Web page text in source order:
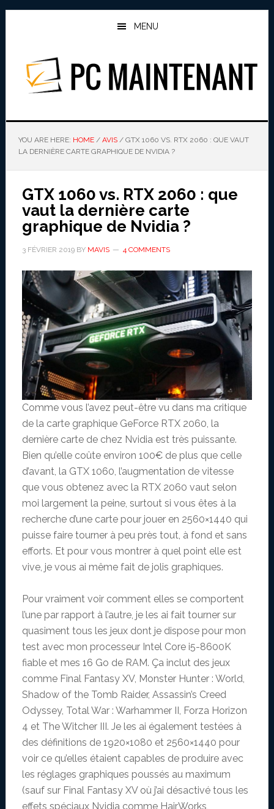
Skip
Skip
MENU
PC MAINTENANT
YOU ARE HERE: HOME / AVIS /GTX 1060 VS. RTX 2060 : QUE VAUT
LA DERNIÈRE CARTE GRAPHIQUE DE NVIDIA ?
GTX 1060 vs. RTX 2060 : que
vaut la dernière carte
graphique de Nvidia ?
3 FÉVRIER 2019BY MAVIS 4 COMMENTS
Comme vous l’avez peut-être vu dans ma critique
de la carte graphique GeForce RTX 2060, la
dernière carte de chez Nvidia est très puissante.
Bien qu’elle coûte environ 100€ de plus que celle
d’avant, la GTX 1060, l’augmentation de vitesse
que vous obtenez avec la RTX 2060 vaut selon
moi largement la peine, surtout si vous êtes à la
recherche d’une carte pour jouer en 2560×1440 qui
puisse faire tourner à peu près tout, à fond et sans
efforts. Et pour vous montrer à quel point elle est
vive, je vous ai même fait de jolis graphiques.
Pour vraiment voir comment elles se comportent
l’une par rapport à l’autre, je les ai fait tourner sur
quasiment tous les jeux dont je dispose pour mon
test avec mon processeur Intel Core i5-8600K
fiable et mes 16 Go de RAM. Ça inclut des jeux
comme Final Fantasy XV, Monster Hunter : World,
Shadow of the Tomb Raider, Assassin’s Creed
Odyssey, Total War : Warhammer II, Forza Horizon
4 et The Witcher III. Je les ai également testées à
des définitions de 1920×1080 et 2560×1440 pour
voir ce qu’elles étaient capables de produire avec
les réglages graphiques poussés au maximum
(sauf sur Final Fantasy XV où j’ai désactivé tous les
effets spéciaux Nvidia comme HairWorks,